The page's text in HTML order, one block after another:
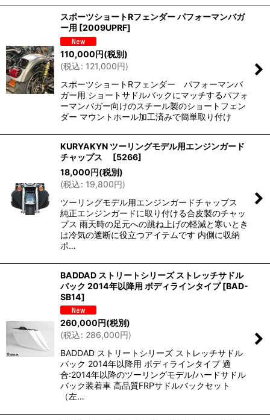
スポーツショートRフェンダー パフォーマンバガ
ー用 [2009UPRF]
110,000円(税別)
(税込: 121,000円)
スポーツショートRフェンダー パフォーマンバ
ガー用 ショートサドルバックにマッチするパフォ
ーマンバガー向けのスチール製のショートフェン
ダー マウントホール加工済みで簡単取り付け
KURYAKYN ツーリングモデル用エンジンガード
チャップス
[5266]
18,000円(税別)
(税込: 19,800円)
ツーリングモデル用エンジンガードチャップス
純正エンジンガードに取り付ける合皮製のチャッ
プス 雨天時の足元への跳ね上げの軽減と寒いとき
は冷気の遮断に役立つアイテムです 内側に収納
ポ…
BADDAD ストリートシリーズ ストレッチサドル
バック 2014年以降用 ボディラインタイプ [BAD-
SB14]
260,000円(税別)
(税込: 286,000円)
BADDAD ストリートシリーズ ストレッチサドル
バック 2014年以降用 ボディラインタイプ 適
合:2014年以降のツーリングモデル/ハードサドル
バック装着車 高品質FRPサドルバックセット
（左…